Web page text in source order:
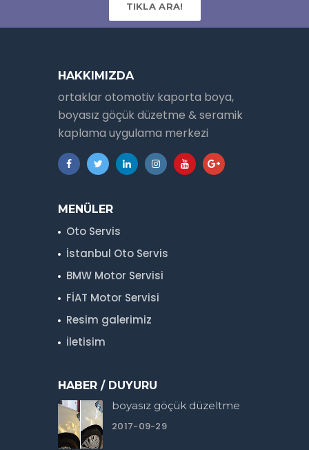
TIKLA ARA!
HAKKIMIZDA
ortaklar otomotiv kaporta boya,
boyasız göçük düzetme & seramik
kaplama uygulama merkezi
MENÜLER
Oto Servis
İstanbul Oto Servis
BMW Motor Servisi
FİAT Motor Servisi
Resim galerimiz
İletisim
HABER / DUYURU
boyasız göçük düzeltme
2017-09-29